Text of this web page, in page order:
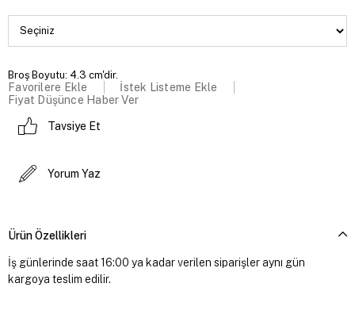
Broş Boyutu: 4.3 cm'dir.
Favorilere Ekle
İstek Listeme Ekle
Fiyat Düşünce Haber Ver
Tavsiye Et
Yorum Yaz
Ürün Özellikleri
İş günlerinde saat 16:00 ya kadar verilen siparişler aynı gün
kargoya teslim edilir.